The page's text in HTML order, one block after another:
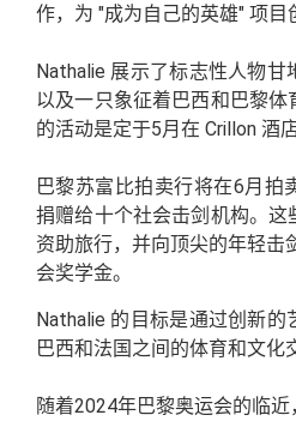
作，为 "成为自己的英雄" 项目
Nathalie 展示了标志性人物甘
以及一只象征着巴西和巴黎
的活动是定于5月在 Crillon 酒
巴黎苏富比拍卖行将在6月拍
捐赠给十个社会击剑机构。这
资助旅行，并向顶尖的年轻击
会奖学金。
Nathalie 的目标是通过创新的
巴西和法国之间的体育和文化
随着2024年巴黎奥运会的临